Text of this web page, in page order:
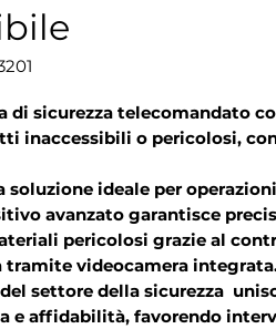
di sicurezza telecomandato
inaccessibili o pericolosi,
soluzione ideale per
avanzato garantisce
pericolosi grazie al
tramite videocamera
settore della sicurezza
e affidabilità, favorendo